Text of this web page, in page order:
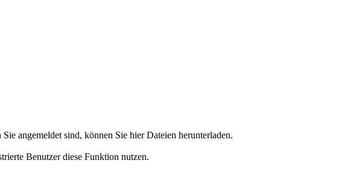
angemeldet sind, können Sie hier Dateien herunterladen.
Benutzer diese Funktion nutzen.